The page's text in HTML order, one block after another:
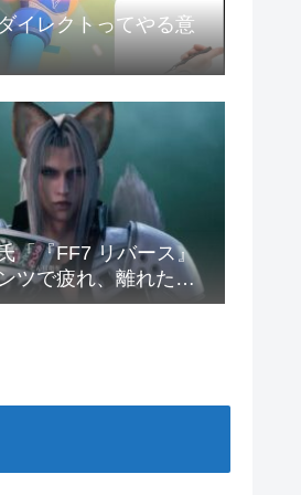
イレクトってやる意
「『FF7 リバース』
ツで疲れ、離れたプ